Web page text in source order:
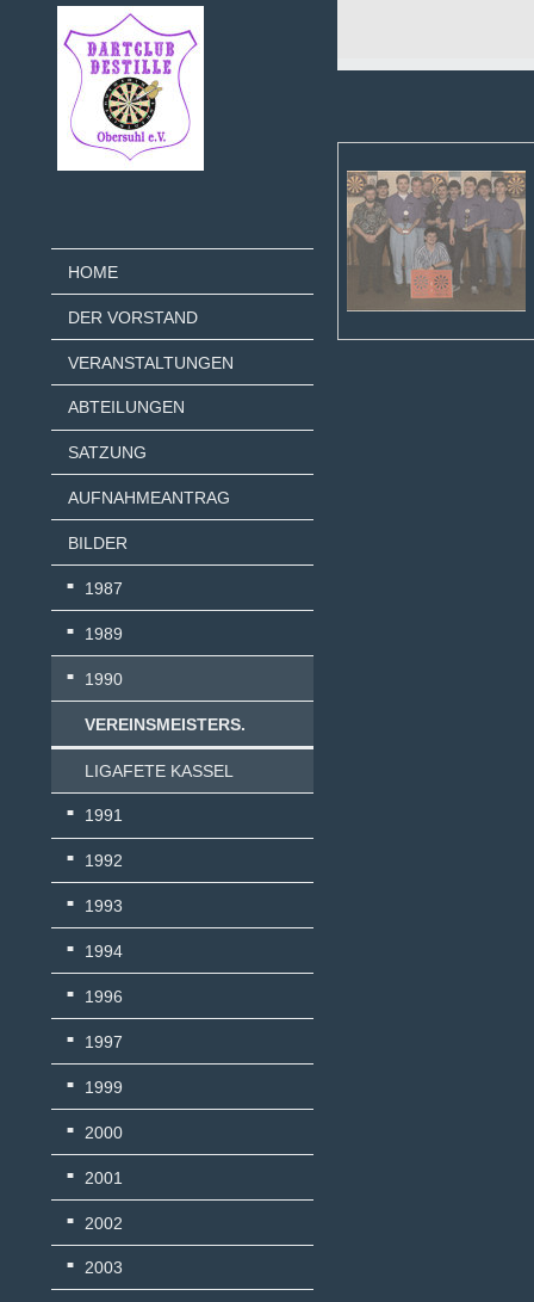
HOME
DER VORSTAND
VERANSTALTUNGEN
ABTEILUNGEN
SATZUNG
AUFNAHMEANTRAG
BILDER
1987
1989
1990
VEREINSMEISTERS.
LIGAFETE KASSEL
1991
1992
1993
1994
1996
1997
1999
2000
2001
2002
2003